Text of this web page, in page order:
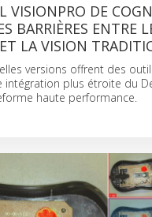
VISIONPRO DE
BARRIÈRES ENTRE
LA VISION
versions offrent des
intégration plus étroite du
haute performance.